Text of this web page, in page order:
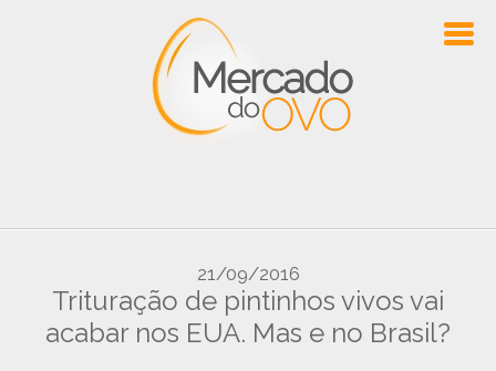
21/09/2016
Trituração de pintinhos vivos vai
acabar nos EUA. Mas e no Brasil?